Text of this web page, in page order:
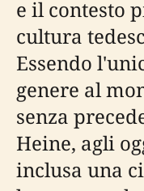
e il contesto
cultura
Essendo
genere al
senza
Heine, agli
inclusa una